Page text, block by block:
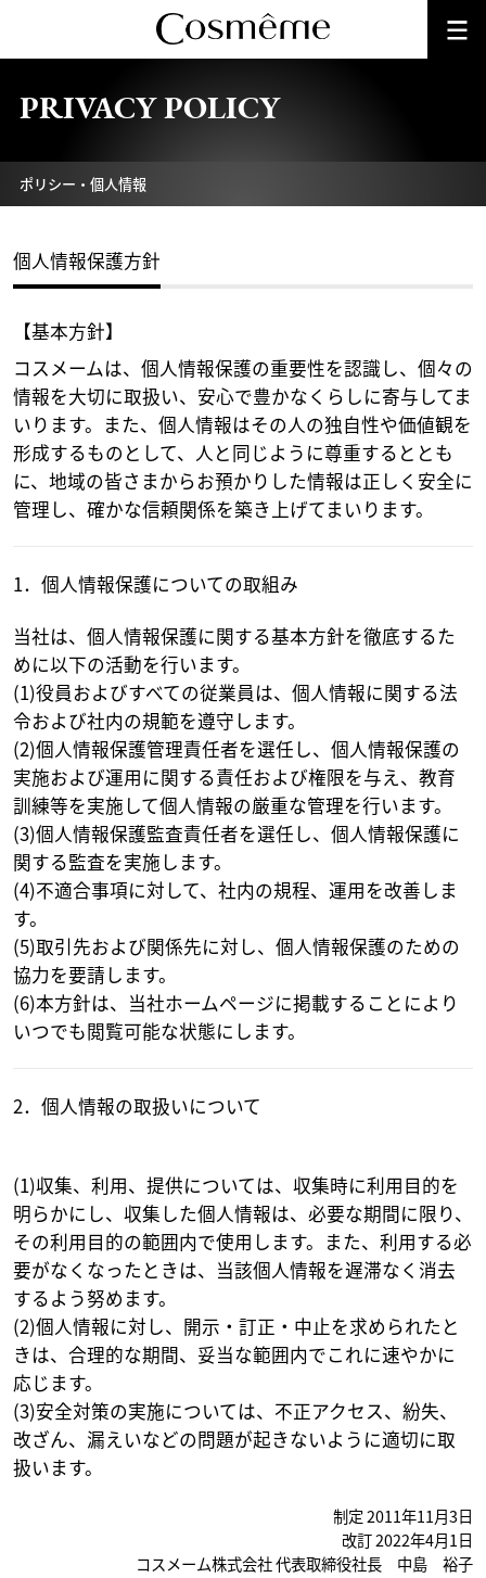
PRIVACY POLICY
ポリシー・個人情報
個人情報保護方針
【基本方針】
コスメームは、個人情報保護の重要性を認識し、個々の
情報を大切に取扱い、安心で豊かなくらしに寄与してま
いります。また、個人情報はその人の独自性や価値観を
形成するものとして、人と同じように尊重するととも
に、地域の皆さまからお預かりした情報は正しく安全に
管理し、確かな信頼関係を築き上げてまいります。
1．個人情報保護についての取組み
当社は、個人情報保護に関する基本方針を徹底するた
めに以下の活動を行います。
(1)役員およびすべての従業員は、個人情報に関する法
令および社内の規範を遵守します。
(2)個人情報保護管理責任者を選任し、個人情報保護の
実施および運用に関する責任および権限を与え、教育
訓練等を実施して個人情報の厳重な管理を行います。
(3)個人情報保護監査責任者を選任し、個人情報保護に
関する監査を実施します。
(4)不適合事項に対して、社内の規程、運用を改善しま
す。
(5)取引先および関係先に対し、個人情報保護のための
協力を要請します。
(6)本方針は、当社ホームページに掲載することにより
いつでも閲覧可能な状態にします。
2．個人情報の取扱いについて
(1)収集、利用、提供については、収集時に利用目的を
明らかにし、収集した個人情報は、必要な期間に限り、
その利用目的の範囲内で使用します。また、利用する必
要がなくなったときは、当該個人情報を遅滞なく消去
するよう努めます。
(2)個人情報に対し、開示・訂正・中止を求められたと
きは、合理的な期間、妥当な範囲内でこれに速やかに
応じます。
(3)安全対策の実施については、不正アクセス、紛失、
改ざん、漏えいなどの問題が起きないように適切に取
扱います。
制定 2011年11月3日
改訂 2022年4月1日
コスメーム株式会社 代表取締役社長 中島 裕子